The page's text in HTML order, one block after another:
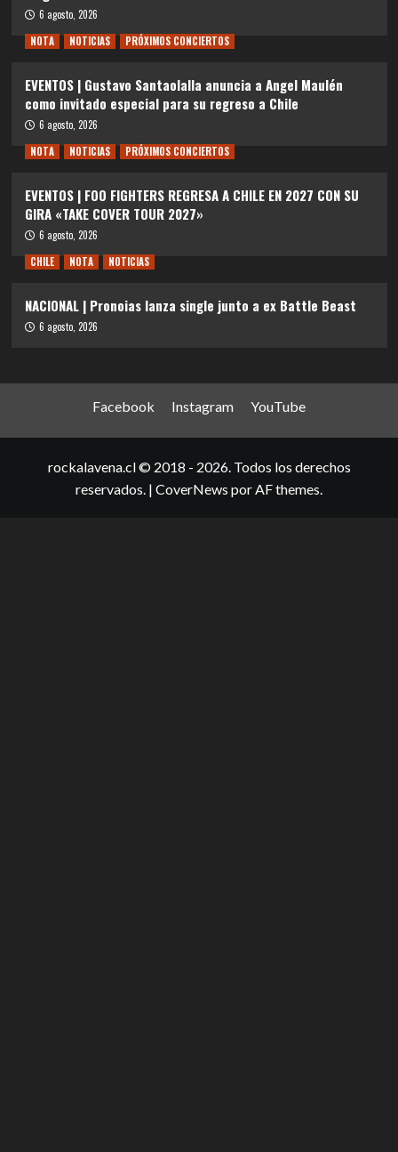
6 agosto, 2026
NOTA
NOTICIAS PRÓXIMOS CONCIERTOS
EVENTOS | Gustavo Santaolalla anuncia a Angel Maulén
como invitado especial para su regreso a Chile
6 agosto, 2026
NOTA
NOTICIAS PRÓXIMOS CONCIERTOS
EVENTOS | FOO FIGHTERS REGRESA A CHILE EN 2027 CON SU
GIRA «TAKE COVER TOUR 2027»
6 agosto, 2026
CHILE
NOTA NOTICIAS
NACIONAL | Pronoias lanza single junto a ex Battle Beast
6 agosto, 2026
Facebook Instagram YouTube
rockalavena.cl © 2018 - 2026. Todos los derechos
reservados. | CoverNews por AF themes.